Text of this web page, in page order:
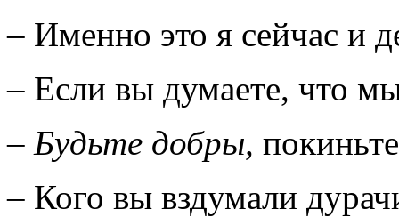
– Именно это я сейчас и
– Если вы думаете, что
– Будьте добры,
– Кого вы вздумали